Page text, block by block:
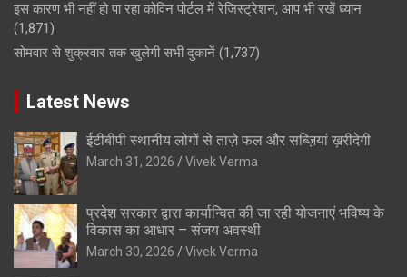
इस कारण भी नहीं हो पा रहा कोविन पोर्टल में रेजिस्ट्रेशन, आप भी रखें ध्यान
(1,871)
सोमवार से शुक्रवार तक खुलेगी सभी दुकानें (1,737)
Latest News
ईटीबीपी स्थानीय लोगों से ताज़े फल और सब्ज़ियां ख़रीदेगी
March 31, 2026 Vivek Verma
प्रदेश सरकार द्वारा कार्यान्वित की जा रही योजनाएं भविष्य के
विकास का आधार – संजय अवस्थी
March 30, 2026 Vivek Verma